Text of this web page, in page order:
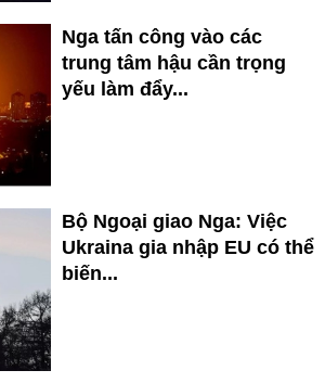
Nga tấn công vào các
trung tâm hậu cần trọng
yếu làm đẩy...
Bộ Ngoại giao Nga: Việc
Ukraina gia nhập EU có thể
biến...